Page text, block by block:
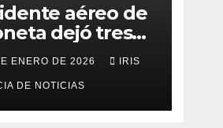
aéreo de
dejó tres
fallecidas
de
Santiago
ENERO DE 2026 IRIS
DE NOTICIAS